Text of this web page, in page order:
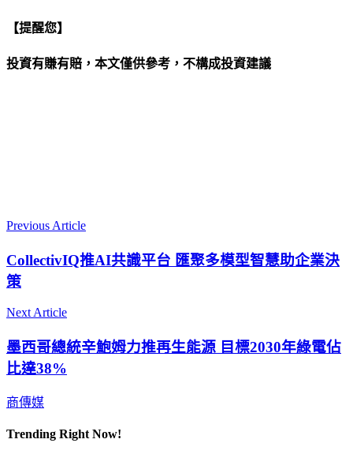
【提醒您】
投資有賺有賠，本文僅供參考，不構成投資建議
Previous Article
CollectivIQ推AI共識平台 匯聚多模型智慧助企業決
策
Next Article
墨西哥總統辛鮑姆力推再生能源 目標2030年綠電佔
比達38%
商傳媒
Trending Right Now!